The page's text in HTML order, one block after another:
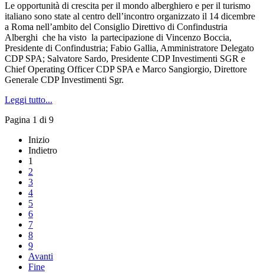
Le opportunità di crescita per il mondo alberghiero e per il turismo
italiano sono state al centro dell’incontro organizzato il 14 dicembre
a Roma nell’ambito del Consiglio Direttivo di Confindustria
Alberghi che ha visto la partecipazione di Vincenzo Boccia,
Presidente di Confindustria; Fabio Gallia, Amministratore Delegato
CDP SPA; Salvatore Sardo, Presidente CDP Investimenti SGR e
Chief Operating Officer CDP SPA e Marco Sangiorgio, Direttore
Generale CDP Investimenti Sgr.
Leggi tutto...
Pagina 1 di 9
Inizio
Indietro
1
2
3
4
5
6
7
8
9
Avanti
Fine